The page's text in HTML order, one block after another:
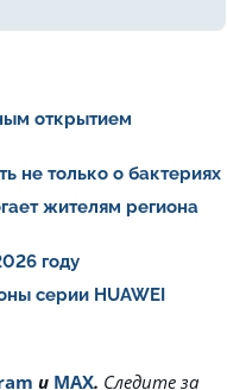
открытием
не только о бактериях
жителям региона
году
серии HUAWEI
и MAX. Cледите за